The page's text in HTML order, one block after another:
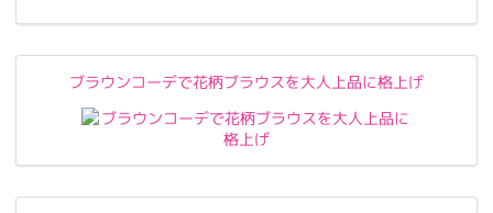
ブラウンコーデで花柄ブラウスを大人上品に格上げ